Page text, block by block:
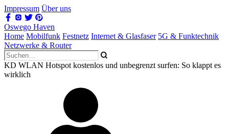
Impressum Über uns
Oswego Haven
Home Mobilfunk Festnetz Internet & Glasfaser 5G & Funktechnik
Netzwerke & Router
KD WLAN Hotspot kostenlos und unbegrenzt surfen: So klappt es
wirklich